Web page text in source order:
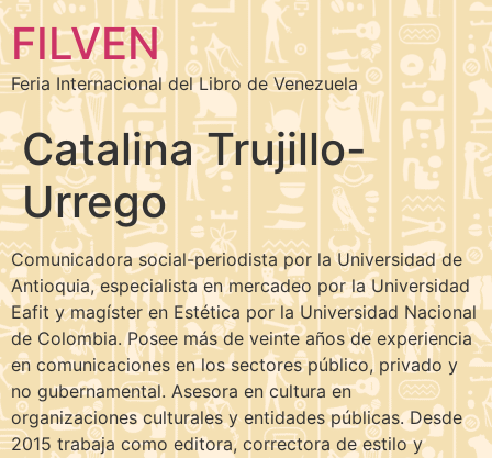
FILVEN
Feria Internacional del Libro de Venezuela
Catalina Trujillo-
Urrego
Comunicadora social-periodista por la Universidad de
Antioquia, especialista en mercadeo por la Universidad
Eafit y magíster en Estética por la Universidad Nacional
de Colombia. Posee más de veinte años de experiencia
en comunicaciones en los sectores público, privado y
no gubernamental. Asesora en cultura en
organizaciones culturales y entidades públicas. Desde
2015 trabaja como editora, correctora de estilo y